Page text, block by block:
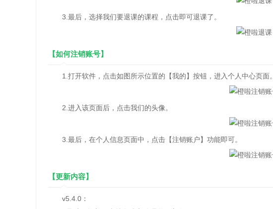
3.最后，选择我们要退课的课程，点击即可退课了。
【如何注销账号】
1.打开软件，点击如图所示位置的【我的】按钮，进入个人中心页面。
2.进入该页面后，点击我们的头像。
3.最后，在个人信息页面中，点击【注销账户】功能即可。
【更新内容】
v5.4.0：